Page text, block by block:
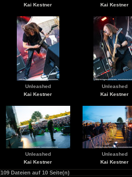
Kai Kestner
Kai Kestner
Unleashed
Kai Kestner
Unleashed
Kai Kestner
Unleashed
Kai Kestner
Unleashed
Kai Kestner
109 Dateien auf 10 Seite(n)